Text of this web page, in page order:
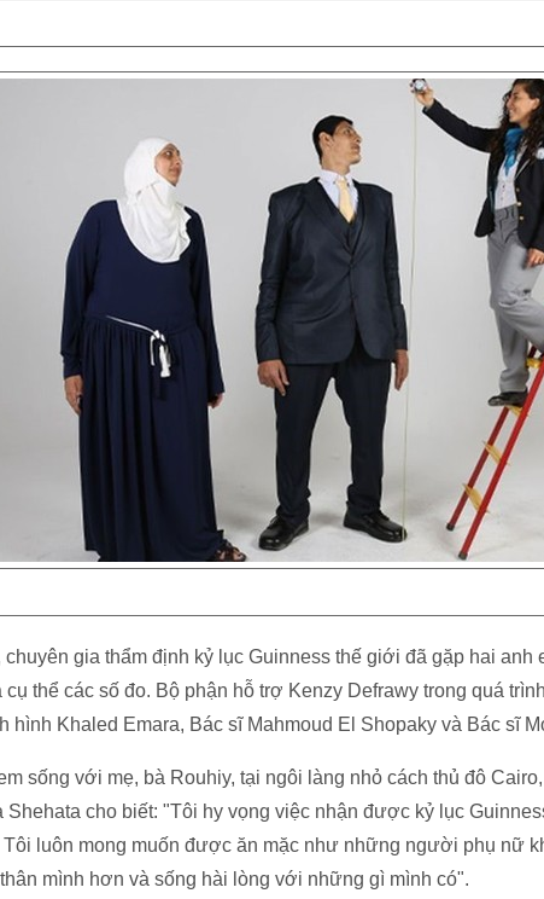
chuyên gia thẩm định kỷ lục Guinness thế giới đã gặp hai anh
cụ thể các số đo. Bộ phận hỗ trợ Kenzy Defrawy trong quá
hình Khaled Emara, Bác sĩ Mahmoud El Shopaky và Bác sĩ
sống với mẹ, bà Rouhiy, tại ngôi làng nhỏ cách thủ đô
Shehata cho biết: "Tôi hy vọng việc nhận được kỷ lục
luôn mong muốn được ăn mặc như những người phụ nữ
mình hơn và sống hài lòng với những gì mình có".